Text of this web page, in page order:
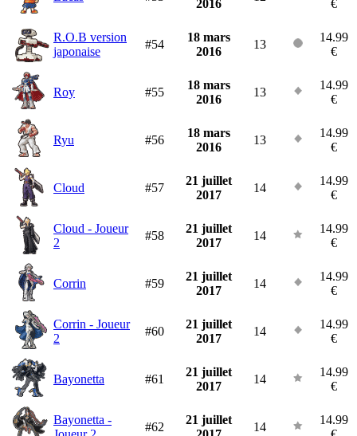
2016
€
R.O.B version
japonaise
#54
18 mars
2016
13
14.99
€
Roy #55
18 mars
2016
13
14.99
€
Ryu #56
18 mars
2016
13
14.99
€
Cloud #57
21 juillet
2017
14
14.99
€
Cloud - Joueur
2
#58
21 juillet
2017
14
14.99
€
Corrin #59
21 juillet
2017
14
14.99
€
Corrin - Joueur
2
#60
21 juillet
2017
14
14.99
€
Bayonetta #61
21 juillet
2017
14
14.99
€
Bayonetta -
#62
21 juillet
14
14.99